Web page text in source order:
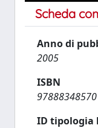
Scheda
Anno di
2005
ISBN
ID tipologia